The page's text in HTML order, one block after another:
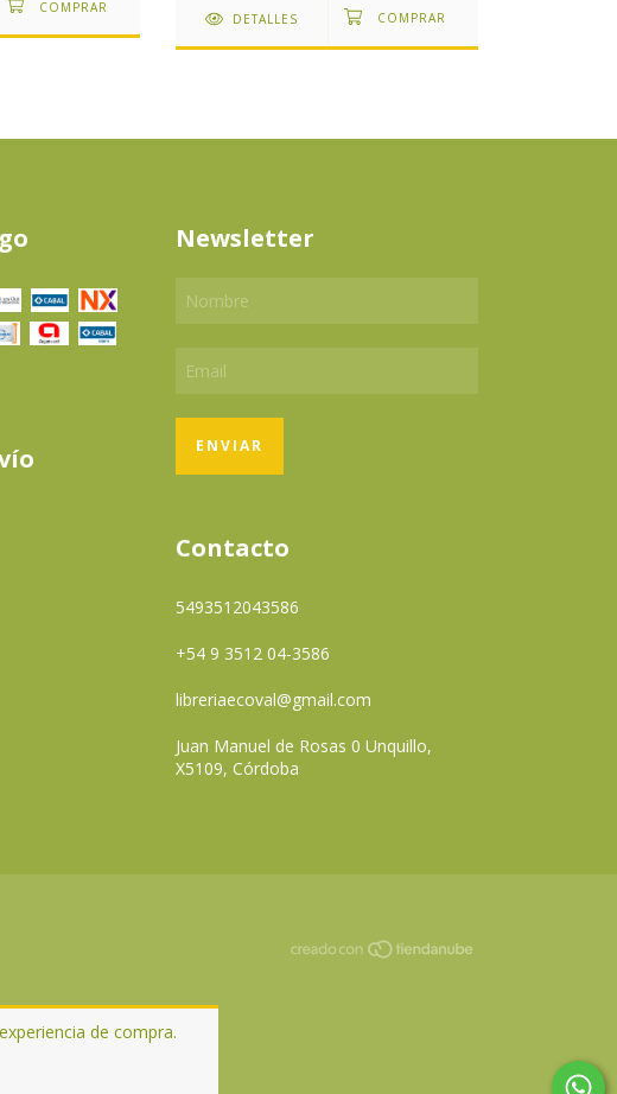
de compra.
DETALLES
Newsletter
Contacto
5493512043586
+54 9 3512 04-3586
libreriaecoval@gmail.com
Juan Manuel de Rosas 0 Unquillo,
X5109, Córdoba